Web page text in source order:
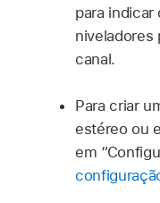
para indicar
niveladores
canal.
Para criar
estéreo ou
em